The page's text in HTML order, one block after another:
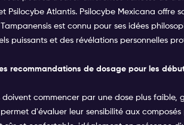
Psilocybe Atlantis. Psilocybe Mexicana
est connu pour ses idées
puissants et des révélations personnelles
recommandations de dosage pour les
doivent commencer par une dose plus
d'évaluer leur sensibilité aux